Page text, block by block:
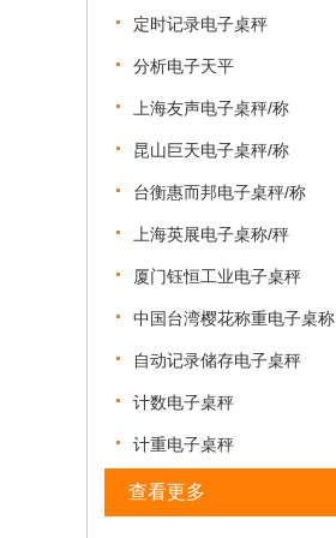
定时记录电子桌秤
分析电子天平
上海友声电子桌秤/称
昆山巨天电子桌秤/称
台衡惠而邦电子桌秤/称
上海英展电子桌称/秤
厦门钰恒工业电子桌秤
中国台湾樱花称重电子桌称
自动记录储存电子桌秤
计数电子桌秤
计重电子桌秤
查看更多